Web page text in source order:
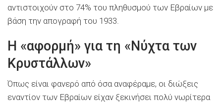
αντιστοιχούν στο 74% του πληθυσμού των Εβραίων με
βάση την απογραφή του 1933.
Η «αφορμή» για τη «Νύχτα των
Κρυστάλλων»
Όπως είναι φανερό από όσα αναφέραμε, οι διώξεις
εναντίον των Εβραίων είχαν ξεκινήσει πολύ νωρίτερα